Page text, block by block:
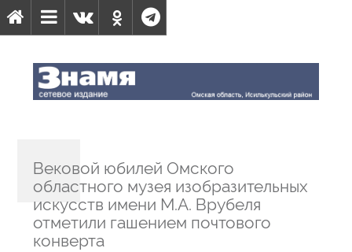
Вековой юбилей Омского
областного музея изобразительных
искусств имени М.А. Врубеля
отметили гашением почтового
конверта